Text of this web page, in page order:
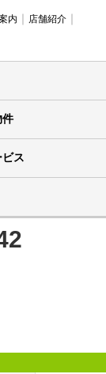
内
店舗紹介
件
ス